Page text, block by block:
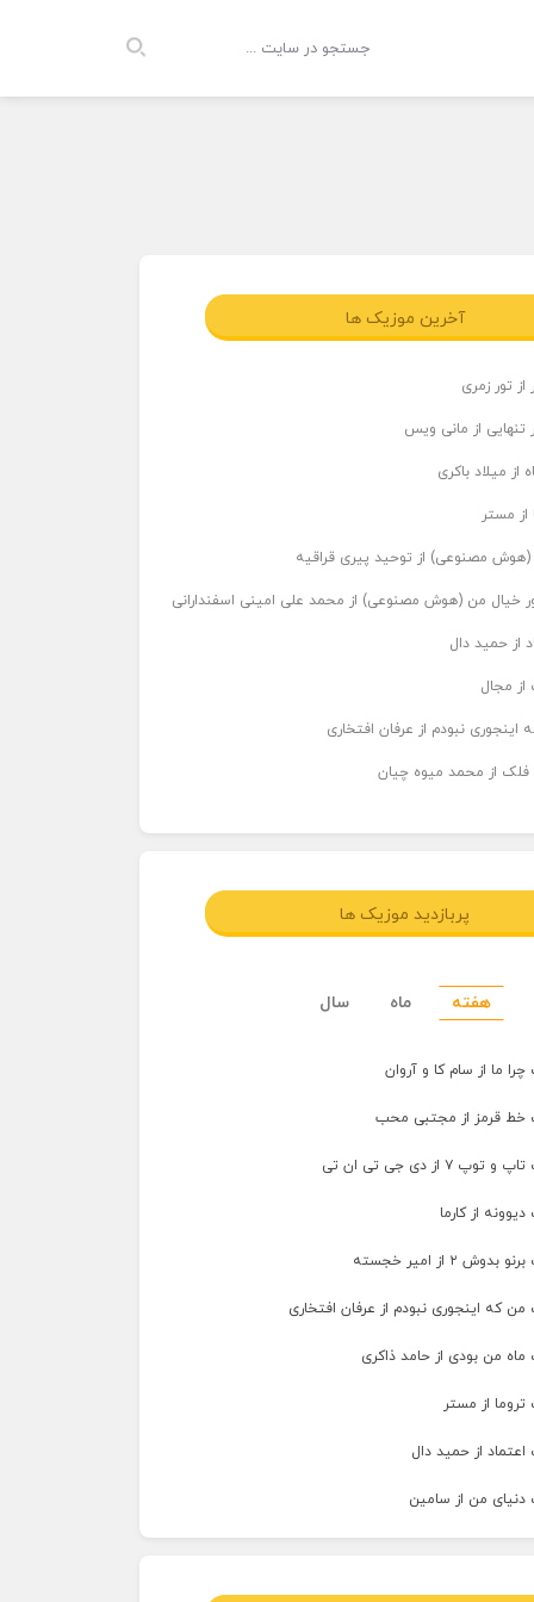
آخرین موزیک ها
تور زمری
تنهایی از مانی ویس
از میلاد باکری
از مستر
(هوش مصنوعی) از توحید پیری قراقیه
خیال من (هوش مصنوعی) از محمد علی امینی اسفندارانی
از حمید دال
از مجال
اینجوری نبودم از عرفان افتخاری
فلک از محمد میوه چیان
پربازدید موزیک ها
هفته ماه سال
چرا ما از سام کا و آروان
خط قرمز از مجتبی محب
۷ از دی جی تی ان تی
از کارما
۲ از امیر خجسته
من که اینجوری نبودم از عرفان افتخاری
ماه من بودی از حامد ذاکری
تروما از مستر
اعتماد از حمید دال
دنیای من از سامین